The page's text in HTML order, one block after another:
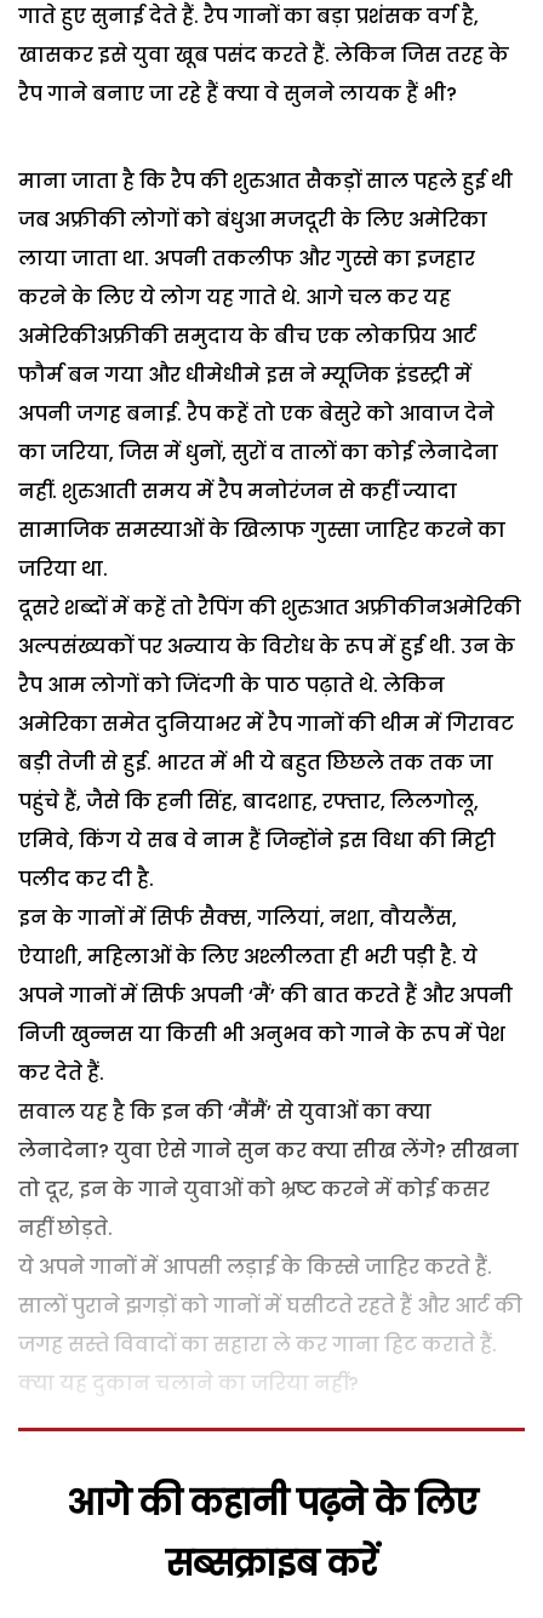
गाते हुए सुनाई देते हैं. रैप गानों का बड़ा प्रशंसक वर्ग है,
खासकर इसे युवा खूब पसंद करते हैं. लेकिन जिस तरह के
रैप गाने बनाए जा रहे हैं क्या वे सुनने लायक हैं भी?
माना जाता है कि रैप की शुरुआत सैकड़ों साल पहले हुई थी
जब अफ्रीकी लोगों को बंधुआ मजदूरी के लिए अमेरिका
लाया जाता था. अपनी तकलीफ और गुस्से का इजहार
करने के लिए ये लोग यह गाते थे. आगे चल कर यह
अमेरिकीअफ्रीकी समुदाय के बीच एक लोकप्रिय आर्ट
फौर्म बन गया और धीमेधीमे इस ने म्यूजिक इंडस्ट्री में
अपनी जगह बनाई. रैप कहें तो एक बेसुरे को आवाज देने
का जरिया, जिस में धुनों, सुरों व तालों का कोई लेनादेना
नहीं. शुरुआती समय में रैप मनोरंजन से कहीं ज्यादा
सामाजिक समस्याओं के खिलाफ गुस्सा जाहिर करने का
जरिया था.
दूसरे शब्दों में कहें तो रैपिंग की शुरुआत अफ्रीकीनअमेरिकी
अल्पसंख्यकों पर अन्याय के विरोध के रूप में हुई थी. उन के
रैप आम लोगों को जिंदगी के पाठ पढ़ाते थे. लेकिन
अमेरिका समेत दुनियाभर में रैप गानों की थीम में गिरावट
बड़ी तेजी से हुई. भारत में भी ये बहुत छिछले तक तक जा
पहुंचे हैं, जैसे कि हनी सिंह, बादशाह, रफ्तार, लिलगोलू,
एमिवे, किंग ये सब वे नाम हैं जिन्होंने इस विधा की मिट्टी
पलीद कर दी है.
इन के गानों में सिर्फ सैक्स, गलियां, नशा, वौयलैंस,
ऐयाशी, महिलाओं के लिए अश्लीलता ही भरी पड़ी है. ये
अपने गानों में सिर्फ अपनी ‘मैं’ की बात करते हैं और अपनी
निजी खुन्नस या किसी भी अनुभव को गाने के रूप में पेश
कर देते हैं.
सवाल यह है कि इन की ‘मैंमैं’ से युवाओं का क्या
लेनादेना? युवा ऐसे गाने सुन कर क्या सीख लेंगे? सीखना
तो दूर, इन के गाने युवाओं को भ्रष्ट करने में कोई कसर
नहीं छोड़ते.
ये अपने गानों में आपसी लड़ाई के किस्से जाहिर करते हैं.
सालों पुराने झगड़ों को गानों में घसीटते रहते हैं और आर्ट की
जगह सस्ते विवादों का सहारा ले कर गाना हिट कराते हैं.
क्या यह दुकान चलाने का जरिया नहीं?
आगे की कहानी पढ़ने के लिए
सब्सक्राइब करें